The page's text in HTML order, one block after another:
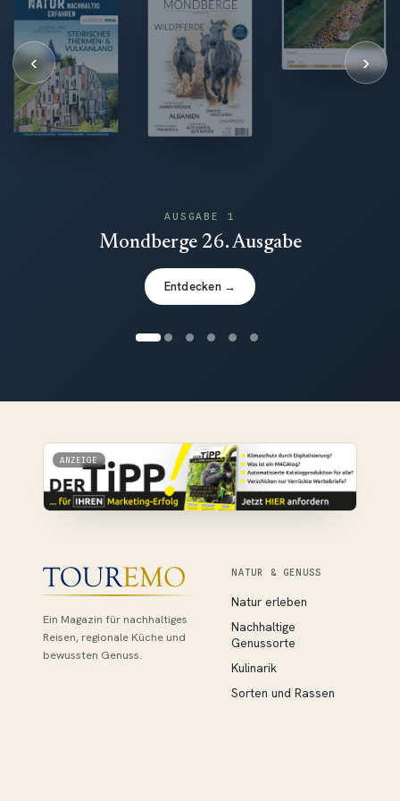
‹ ›
AUSGABE 1
Mondberge 26. Ausgabe
Entdecken →
ANZEIGE
Ein Magazin für nachhaltiges
Reisen, regionale Küche und
bewussten Genuss.
NATUR & GENUSS
Natur erleben
Nachhaltige
Genussorte
Kulinarik
Sorten und Rassen